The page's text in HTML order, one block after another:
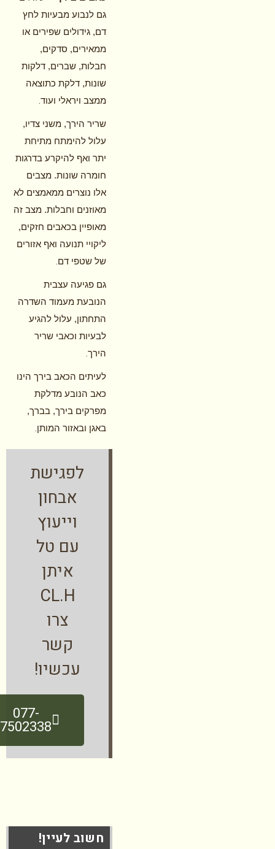
גם לנבוע מבעיות לחץ
דם, גידולים שפירים או
ממאירים, סדקים,
חבלות, שברים, דלקות
שונות, דלקת כתוצאה
ממצב ויראלי ועוד.
שריר הירך, משני צדיו,
עלול להימתח מתיחת
יתר ואף להיקרע בדרגות
חומרה שונות. מצבים
אלו נוצרים ממאמצים לא
מאוזנים וחבלות. מצב זה
מאופיין בכאבים חזקים,
ליקויי תנועה ואף אזורים
של שטפי דם.
גם פגיעה עצבית
הנובעת מעמוד השדרה
התחתון, עלול להגיע
לבעיות וכאבי שריר
לעיתים הכאב בירך הינו
כאב הנובע מדלקת
מפרקים בירך, בברך,
באגן ובאזור המותן.
לפגישת
אבחון
וייעוץ
עם טל
איתן
CL.H
עכשיו!
077-
7502338
חשוב לעיין!